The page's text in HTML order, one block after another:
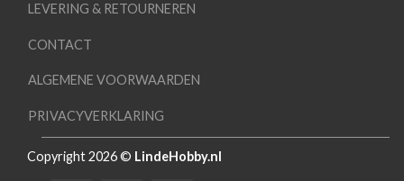
LEVERING & RETOURNEREN
CONTACT
ALGEMENE VOORWAARDEN
PRIVACYVERKLARING
Copyright 2026 © LindeHobby.nl